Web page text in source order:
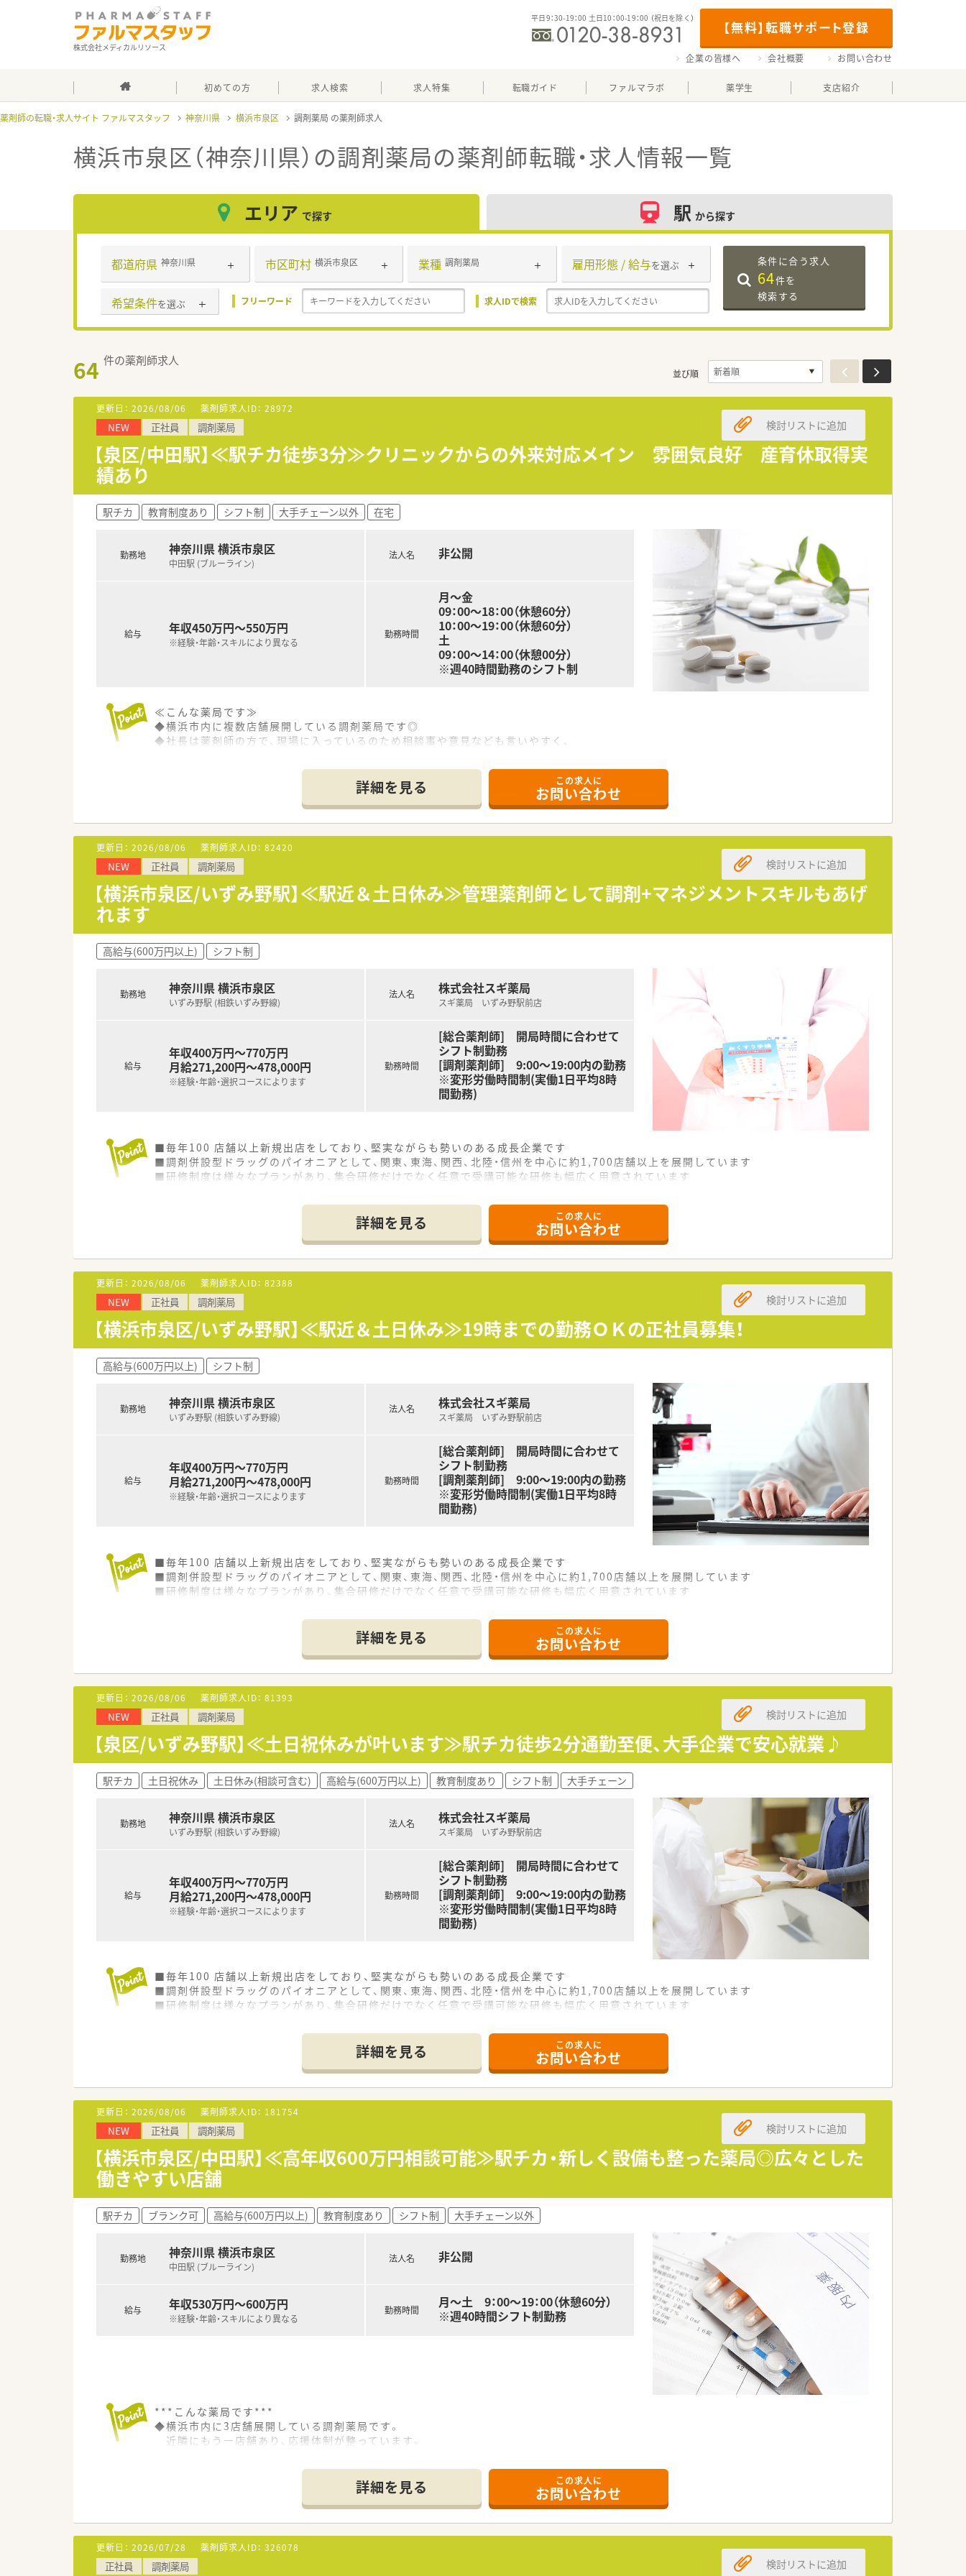
株式会社メディカルリソース
【無料】転職サポート登録
平日9：30-19：00 土日10：00-19：00 （祝日を除く）
企業の皆様へ 会社概要 お問い合わせ
初めての方 求人検索 求人特集 転職ガイド ファルマラボ 薬学生 支店紹介
薬剤師の転職・求人サイト ファルマスタッフ 神奈川県 横浜市泉区 調剤薬局
横浜市泉区（神奈川県）の調剤薬局の薬剤師転職・求人情報一覧
エリア で探す 駅 から探す
都道府県 神奈川県 市区町村 横浜市泉区 業種 調剤薬局 雇用形態 / 給与を選ぶ
希望条件を選ぶ フリーワード 求人IDで検索
条件に合う求人
64件を
検索する
64 件の薬剤師求人
並び順
更新日： 2026/08/06 薬剤師求人ID： 28972
NEW 正社員 調剤薬局
【泉区/中田駅】≪駅チカ徒歩3分≫クリニックからの外来対応メイン 雰囲気良好 産育休取得実
績あり
検討リストに追加
駅チカ 教育制度あり シフト制 大手チェーン以外 在宅
勤務地 神奈川県 横浜市泉区
中田駅 (ブルーライン)
給与 年収450万円～550万円
※経験・年齢・スキルにより異なる
法人名 非公開
勤務時間
月～金
09：00～18：00（休憩60分）
10：00～19：00（休憩60分）
土
09：00～14：00（休憩00分）
※週40時間勤務のシフト制
≪こんな薬局です≫
◆横浜市内に複数店舗展開している調剤薬局です◎
◆社長は薬剤師の方で、現場に入っているのため相談事や意見なども言いやすく、
◆クリニックの先生からも評判が良く、ドクターと連携して地域医療に取り組んでいます。
◆薬剤師・事務共にプロとしての意識が高く、患者さん第一にお仕事しています！
◆こちらの店舗は学生実習の受け入れもしており、未経験の方でもベテランの方が教えてくれます◎
詳細を見る この求人に
お問い合わせ
更新日： 2026/08/06 薬剤師求人ID： 82420
NEW 正社員 調剤薬局
【横浜市泉区/いずみ野駅】≪駅近＆土日休み≫管理薬剤師として調剤+マネジメントスキルもあげ
れます
検討リストに追加
高給与(600万円以上) シフト制
勤務地 神奈川県 横浜市泉区
いずみ野駅 (相鉄いずみ野線)
給与
年収400万円～770万円
月給271,200円～478,000円
※経験・年齢・選択コースによります
法人名 株式会社スギ薬局
スギ薬局 いずみ野駅前店
勤務時間
[総合薬剤師] 開局時間に合わせて
シフト制勤務
[調剤薬剤師] 9:00～19:00内の勤務
※変形労働時間制(実働1日平均8時
間勤務)
■毎年100 店舗以上新規出店をしており、堅実ながらも勢いのある成長企業です
■調剤併設型ドラッグのパイオニアとして、関東、東海、関西、北陸・信州を中心に約1,700店舗以上を展開しています
■研修制度は様々なプランがあり、集合研修だけでなく任意で受講可能な研修も幅広く用意されています
■総合薬剤師・調剤薬剤師（土日休み・19時までの勤務）どちらかの働き方を選択できます
■調剤併設型だけでなく「医療モール・クリニック併設店舗」「敷地内薬局」「訪問調剤特化型店舗」など様々な店舗を運営しています
■在宅医療にも積極的取り組んでおり「訪問調剤特化型店舗」を50店舗以上、無菌調剤室は業界最多の51店舗設置しています
■「プラチナくるみん認定企業」「健康経営優良法人2023（大規模法人部門）認定」等を取得し一人ひとりが働きやすい環境が整備されて
います
■充実した研修制度、人事制度、評価制度、キャリア支援制度等があるのも特徴です
詳細を見る この求人に
お問い合わせ
更新日： 2026/08/06 薬剤師求人ID： 82388
NEW 正社員 調剤薬局
【横浜市泉区/いずみ野駅】≪駅近＆土日休み≫19時までの勤務ＯＫの正社員募集！
検討リストに追加
高給与(600万円以上) シフト制
勤務地 神奈川県 横浜市泉区
いずみ野駅 (相鉄いずみ野線)
給与
年収400万円～770万円
月給271,200円～478,000円
※経験・年齢・選択コースによります
法人名 株式会社スギ薬局
スギ薬局 いずみ野駅前店
勤務時間
[総合薬剤師] 開局時間に合わせて
シフト制勤務
[調剤薬剤師] 9:00～19:00内の勤務
※変形労働時間制(実働1日平均8時
間勤務)
■毎年100 店舗以上新規出店をしており、堅実ながらも勢いのある成長企業です
■調剤併設型ドラッグのパイオニアとして、関東、東海、関西、北陸・信州を中心に約1,700店舗以上を展開しています
■研修制度は様々なプランがあり、集合研修だけでなく任意で受講可能な研修も幅広く用意されています
■総合薬剤師・調剤薬剤師（土日休み・19時までの勤務）どちらかの働き方を選択できます
■調剤併設型だけでなく「医療モール・クリニック併設店舗」「敷地内薬局」「訪問調剤特化型店舗」など様々な店舗を運営しています
■在宅医療にも積極的取り組んでおり「訪問調剤特化型店舗」を50店舗以上、無菌調剤室は業界最多の51店舗設置しています
■「プラチナくるみん認定企業」「健康経営優良法人2023（大規模法人部門）認定」等を取得し一人ひとりが働きやすい環境が整備されて
います
■充実した研修制度、人事制度、評価制度、キャリア支援制度等があるのも特徴です
詳細を見る この求人に
お問い合わせ
更新日： 2026/08/06 薬剤師求人ID： 81393
NEW 正社員 調剤薬局
【泉区/いずみ野駅】≪土日祝休みが叶います≫駅チカ徒歩2分通勤至便、大手企業で安心就業♪
検討リストに追加
駅チカ 土日祝休み 土日休み(相談可含む) 高給与(600万円以上) 教育制度あり シフト制 大手チェーン
勤務地 神奈川県 横浜市泉区
いずみ野駅 (相鉄いずみ野線)
給与
年収400万円～770万円
月給271,200円～478,000円
※経験・年齢・選択コースによります
法人名 株式会社スギ薬局
スギ薬局 いずみ野駅前店
勤務時間
[総合薬剤師] 開局時間に合わせて
シフト制勤務
[調剤薬剤師] 9:00～19:00内の勤務
※変形労働時間制(実働1日平均8時
間勤務)
■毎年100 店舗以上新規出店をしており、堅実ながらも勢いのある成長企業です
■調剤併設型ドラッグのパイオニアとして、関東、東海、関西、北陸・信州を中心に約1,700店舗以上を展開しています
■研修制度は様々なプランがあり、集合研修だけでなく任意で受講可能な研修も幅広く用意されています
■総合薬剤師・調剤薬剤師（土日休み・19時までの勤務）どちらかの働き方を選択できます
■調剤併設型だけでなく「医療モール・クリニック併設店舗」「敷地内薬局」「訪問調剤特化型店舗」など様々な店舗を運営しています
■在宅医療にも積極的取り組んでおり「訪問調剤特化型店舗」を50店舗以上、無菌調剤室は業界最多の51店舗設置しています
■「プラチナくるみん認定企業」「健康経営優良法人2023（大規模法人部門）認定」等を取得し一人ひとりが働きやすい環境が整備されて
います
■充実した研修制度、人事制度、評価制度、キャリア支援制度等があるのも特徴です
詳細を見る この求人に
お問い合わせ
更新日： 2026/08/06 薬剤師求人ID： 181754
NEW 正社員 調剤薬局
【横浜市泉区/中田駅】≪高年収600万円相談可能≫駅チカ・新しく設備も整った薬局◎広々とした
働きやすい店舗
検討リストに追加
駅チカ ブランク可 高給与(600万円以上) 教育制度あり シフト制 大手チェーン以外
勤務地 神奈川県 横浜市泉区
中田駅 (ブルーライン)
給与 年収530万円～600万円
※経験・年齢・スキルにより異なる
法人名 非公開
勤務時間
月～土 9：00～19：00（休憩60分）
※週40時間シフト制勤務
***こんな薬局です***
◆横浜市内に3店舗展開している調剤薬局です。
近隣にもう一店舗あり、応援体制が整っています。
詳細を見る この求人に
お問い合わせ
更新日： 2026/07/28 薬剤師求人ID： 326078
正社員 調剤薬局 検討リストに追加